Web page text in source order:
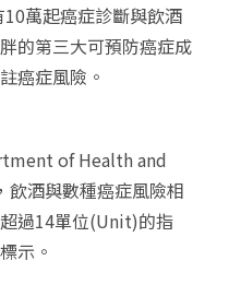
萬起癌症診斷與飲酒
的第三大可預防癌症成
癌症風險。
of Health and
飲酒與數種癌症風險相
過14單位(Unit)的指
示。